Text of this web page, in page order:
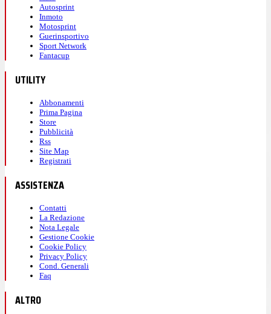
Autosprint
Inmoto
Motosprint
Guerinsportivo
Sport Network
Fantacup
UTILITY
Abbonamenti
Prima Pagina
Store
Pubblicità
Rss
Site Map
Registrati
ASSISTENZA
Contatti
La Redazione
Nota Legale
Gestione Cookie
Cookie Policy
Privacy Policy
Cond. Generali
Faq
ALTRO